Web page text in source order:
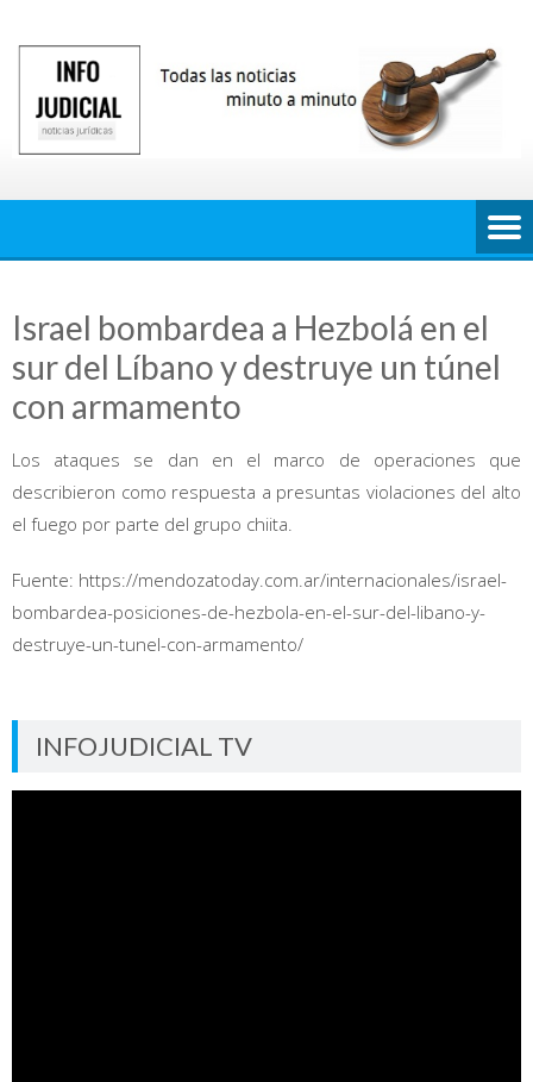
contenido
Israel bombardea a Hezbolá en el
sur del Líbano y destruye un túnel
con armamento
Los ataques se dan en el marco de operaciones que
describieron como respuesta a presuntas violaciones del alto
el fuego por parte del grupo chiita.
Fuente: https://mendozatoday.com.ar/internacionales/israel-
bombardea-posiciones-de-hezbola-en-el-sur-del-libano-y-
destruye-un-tunel-con-armamento/
INFOJUDICIAL TV